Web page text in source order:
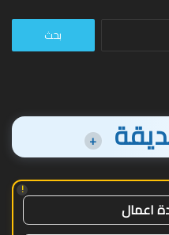
البحث
+
!
اعمال